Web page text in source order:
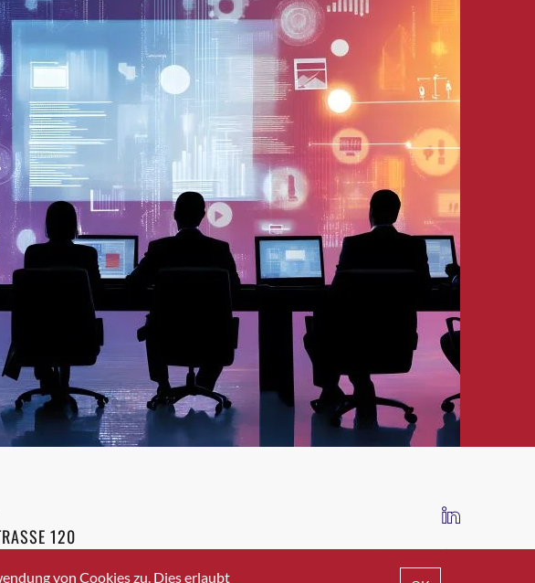
120
IMPRESSUM DATENSCHUTZ AGB
von Cookies zu. Dies erlaubt